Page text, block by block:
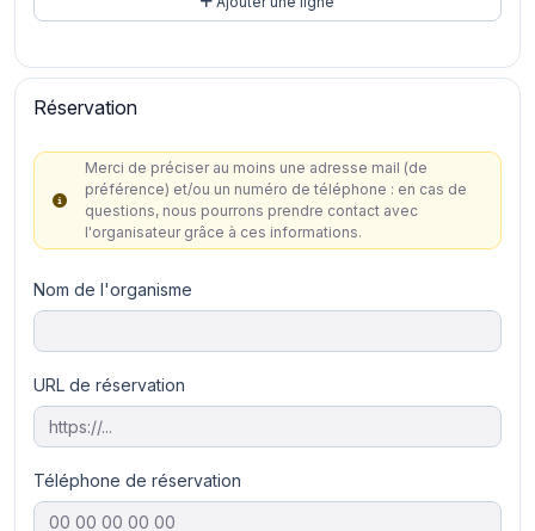
Réservation
Merci de préciser au moins une adresse mail (de
préférence) et/ou un numéro de téléphone : en cas de
questions, nous pourrons prendre contact avec
l'organisateur grâce à ces informations.
Nom de l'organisme
URL de réservation
Téléphone de réservation